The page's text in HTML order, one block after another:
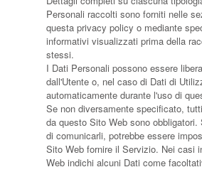
Personali raccolti sono forniti nelle
questa privacy policy o mediante
informativi visualizzati prima della
stessi.
I Dati Personali possono essere
dall'Utente o, nel caso di Dati di
automaticamente durante l'uso di
Se non diversamente specificato,
da questo Sito Web sono obbligatori.
di comunicarli, potrebbe essere
Sito Web fornire il Servizio. Nei casi
Web indichi alcuni Dati come